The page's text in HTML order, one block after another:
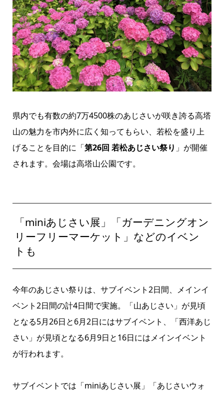
県内でも有数の約7万4500株のあじさいが咲き誇る高塔
山の魅力を市内外に広く知ってもらい、若松を盛り上
げることを目的に「第26回 若松あじさい祭り 」が開催
されます。会場は高塔山公園です。
「miniあじさい展」「ガーデニングオン
リーフリーマーケット」などのイベン
トも
今年のあじさい祭りは、サブイベント2日間、メインイ
ベント2日間の計4日間で実施。「山あじさい」が見頃
となる5月26日と6月2日にはサブイベント、「西洋あじ
さい」が見頃となる6月9日と16日にはメインイベント
が行われます。
サブイベントでは「miniあじさい展」「あじさいウォ